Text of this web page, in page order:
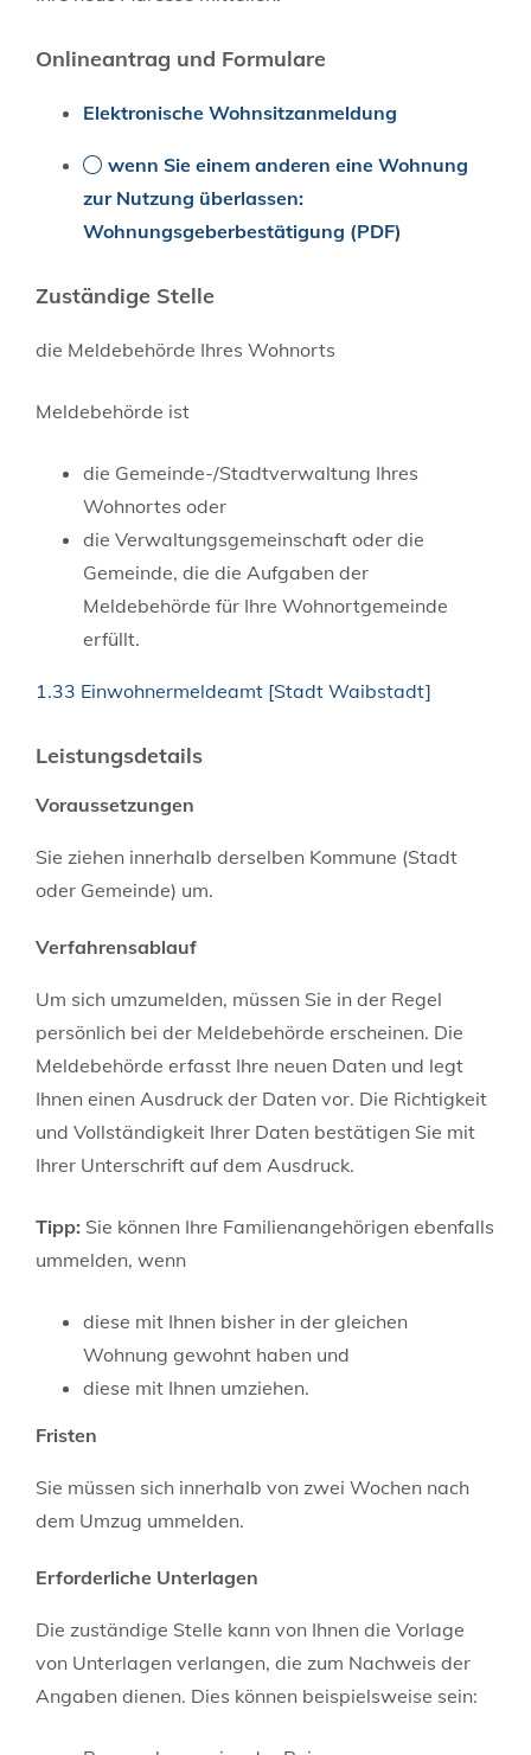
Onlineantrag und Formulare
Elektronische Wohnsitzanmeldung
wenn Sie einem anderen eine Wohnung
zur Nutzung überlassen:
Wohnungsgeberbestätigung (PDF)
Zuständige Stelle
die Meldebehörde Ihres Wohnorts
Meldebehörde ist
die Gemeinde-/Stadtverwaltung Ihres
Wohnortes oder
die Verwaltungsgemeinschaft oder die
Gemeinde, die die Aufgaben der
Meldebehörde für Ihre Wohnortgemeinde
erfüllt.
1.33 Einwohnermeldeamt [Stadt Waibstadt]
Leistungsdetails
Voraussetzungen
Sie ziehen innerhalb derselben Kommune (Stadt
oder Gemeinde) um.
Verfahrensablauf
Um sich umzumelden, müssen Sie in der Regel
persönlich bei der Meldebehörde erscheinen. Die
Meldebehörde erfasst Ihre neuen Daten und legt
Ihnen einen Ausdruck der Daten vor. Die Richtigkeit
und Vollständigkeit Ihrer Daten bestätigen Sie mit
Ihrer Unterschrift auf dem Ausdruck.
Tipp: Sie können Ihre Familienangehörigen ebenfalls
ummelden, wenn
diese mit Ihnen bisher in der gleichen
Wohnung gewohnt haben und
diese mit Ihnen umziehen.
Fristen
Sie müssen sich innerhalb von zwei Wochen nach
dem Umzug ummelden.
Erforderliche Unterlagen
Die zuständige Stelle kann von Ihnen die Vorlage
von Unterlagen verlangen, die zum Nachweis der
Angaben dienen. Dies können beispielsweise sein: